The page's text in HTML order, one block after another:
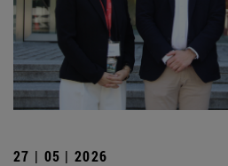
27 | 05 | 2026